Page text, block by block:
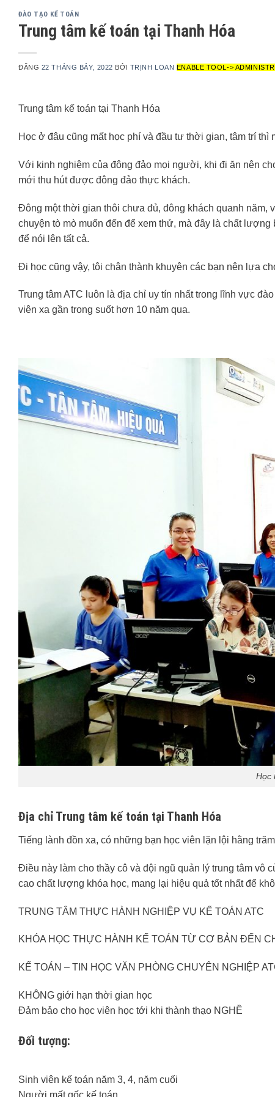
ĐÀO TẠO KẾ TOÁN
Trung tâm kế toán tại Thanh Hóa
ĐĂNG 22 THÁNG BẢY, 2022 BỞI TRỊNH LOAN ENABLE TOOL->
Trung tâm kế toán tại Thanh Hóa
Học ở đâu cũng mất học phí và đầu tư thời gian, tâm trí thì
Với kinh nghiệm của đông đảo mọi người, khi đi ăn nên
mới thu hút được đông đảo thực khách.
Đông một thời gian thôi chưa đủ, đông khách quanh năm,
chuyện tò mò muốn đến để xem thử, mà đây là chất
để nói lên tất cả.
Đi học cũng vậy, tôi chân thành khuyên các bạn nên lựa
Trung tâm ATC luôn là địa chỉ uy tín nhất trong lĩnh vực
viên xa gần trong suốt hơn 10 năm qua.
Học
Địa chỉ Trung tâm kế toán tại Thanh Hóa
Tiếng lành đồn xa, có những bạn học viên lặn lội hằng
Điều này làm cho thầy cô và đội ngũ quản lý trung tâm vô
cao chất lượng khóa học, mang lại hiệu quả tốt nhất để
TRUNG TÂM THỰC HÀNH NGHIỆP VỤ KẾ TOÁN ATC
KHÓA HỌC THỰC HÀNH KẾ TOÁN TỪ CƠ BẢN ĐẾN
KẾ TOÁN – TIN HỌC VĂN PHÒNG CHUYÊN NGHIỆP
KHÔNG giới hạn thời gian học
Đảm bảo cho học viên học tới khi thành thạo NGHỀ
Đối tượng:
Sinh viên kế toán năm 3, 4, năm cuối
Người mất gốc kế toán